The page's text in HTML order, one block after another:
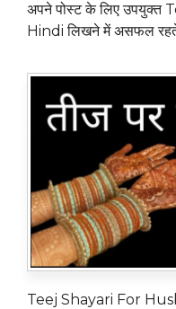
अपने पोस्ट के लिए
Hindi लिखने में असफल
Teej Shayari For